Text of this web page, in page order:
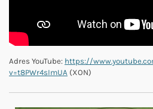
Adres YouTube: https://
v=t8PWr4sImUA (XON)